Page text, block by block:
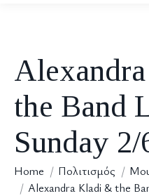
the Band
Sunday 2/
You are here:
Home Πολιτισμός
Alexandra Kladi & the